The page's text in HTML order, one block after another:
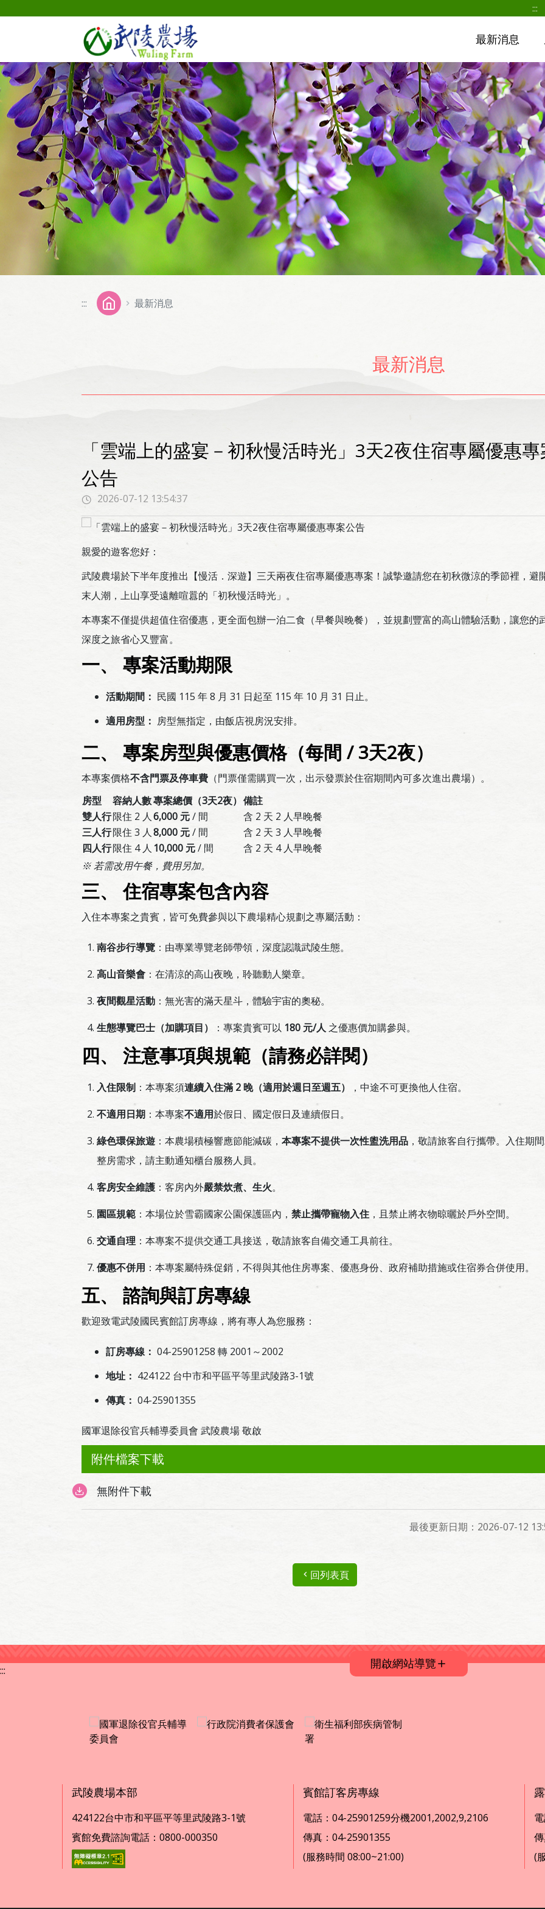
:::
最新消息
::: 最新消息
最新消息
「雲端上的盛宴－初秋慢活時光」3天2夜住宿專屬優惠
公告
2026-07-12 13:54:37
親愛的遊客您好：
武陵農場於下半年度推出【慢活．深遊】三天兩夜住宿專屬優惠專案！誠摯邀請您在初秋微涼的季節裡，避
末人潮，上山享受遠離喧囂的「初秋慢活時光」。
本專案不僅提供超值住宿優惠，更全面包辦一泊二食（早餐與晚餐），並規劃豐富的高山體驗活動，讓您的
深度之旅省心又豐富。
一、 專案活動期限
活動期間： 民國 115 年 8 月 31 日起至 115 年 10 月 31 日止。
適用房型： 房型無指定，由飯店視房況安排。
二、 專案房型與優惠價格（每間 / 3天2夜）
本專案價格不含門票及停車費 （門票僅需購買一次，出示發票於住宿期間內可多次進出農場）。
房型
容納人數專案總價（3天2夜） 備註
雙人行限住 2 人6,000 元/ 間
含 2 天 2 人早晚餐
三人行限住 3 人8,000 元/ 間
含 2 天 3 人早晚餐
四人行限住 4 人 10,000 元/ 間
含 2 天 4 人早晚餐
※ 若需改用午餐，費用另加。
三、 住宿專案包含內容
入住本專案之貴賓，皆可免費參與以下農場精心規劃之專屬活動：
南谷步行導覽 ：由專業導覽老師帶領，深度認識武陵生態。
高山音樂會 ：在清涼的高山夜晚，聆聽動人樂章。
夜間觀星活動 ：無光害的滿天星斗，體驗宇宙的奧秘。
生態導覽巴士（加購項目）
：專案貴賓可以 180 元/人 之優惠價加購參與。
四、 注意事項與規範（請務必詳閱）
入住限制 ：本專案須連續入住滿 2 晚（適用於週日至週五）
，中途不可更換他人住宿。
不適用日期 ：本專案不適用於假日、國定假日及連續假日。
綠色環保旅遊 ：本農場積極響應節能減碳，本專案不提供一次性盥洗用品 ，敬請旅客自行攜帶。入住期
整房需求，請主動通知櫃台服務人員。
客房安全維護 ：客房內外嚴禁炊煮、生火。
園區規範 ：本場位於雪霸國家公園保護區內，禁止攜帶寵物入住 ，且禁止將衣物晾曬於戶外空間。
交通自理 ：本專案不提供交通工具接送，敬請旅客自備交通工具前往。
優惠不併用 ：本專案屬特殊促銷，不得與其他住房專案、優惠身份、政府補助措施或住宿券合併使用。
五、 諮詢與訂房專線
歡迎致電武陵國民賓館訂房專線，將有專人為您服務：
訂房專線： 04-25901258 轉 2001～2002
地址： 424122 台中市和平區平等里武陵路3-1號
傳真： 04-25901355
國軍退除役官兵輔導委員會 武陵農場 敬啟
附件檔案下載
無附件下載
最後更新日期：2026-07-12
回列表頁
::: 開啟網站導覽
武陵農場本部
424122台中市和平區平等里武陵路3-1號
賓館免費諮詢電話：0800-000350
賓館訂客房專線
電話：04-25901259分機2001,2002,9,2106
傳真：04-25901355
(服務時間 08:00~21:00)
(